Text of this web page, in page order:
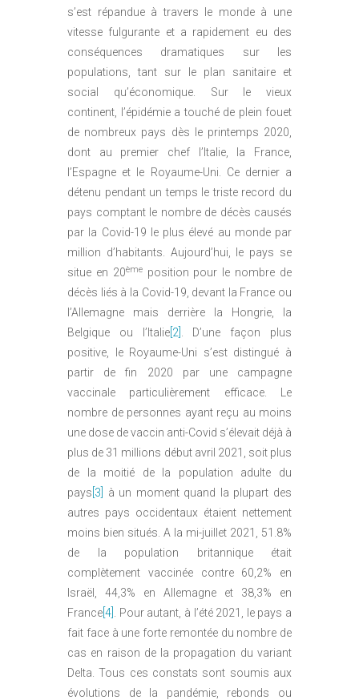
s’est répandue à travers le monde à une
vitesse fulgurante et a rapidement eu des
conséquences dramatiques sur les
populations, tant sur le plan sanitaire et
social qu’économique. Sur le vieux
continent, l’épidémie a touché de plein fouet
de nombreux pays dès le printemps 2020,
dont au premier chef l’Italie, la France,
l’Espagne et le Royaume-Uni. Ce dernier a
détenu pendant un temps le triste record du
pays comptant le nombre de décès causés
par la Covid-19 le plus élevé au monde par
million d’habitants. Aujourd’hui, le pays se
situe en 20èmeposition pour le nombre de
décès liés à la Covid-19, devant la France ou
l’Allemagne mais derrière la Hongrie, la
Belgique ou l’Italie[2] . D’une façon plus
positive, le Royaume-Uni s’est distingué à
partir de fin 2020 par une campagne
vaccinale particulièrement efficace. Le
nombre de personnes ayant reçu au moins
une dose de vaccin anti-Covid s’élevait déjà à
plus de 31 millions début avril 2021, soit plus
de la moitié de la population adulte du
pays [3]
à un moment quand la plupart des
autres pays occidentaux étaient nettement
moins bien situés. A la mi-juillet 2021, 51.8%
de la population britannique était
complètement vaccinée contre 60,2% en
Israël, 44,3% en Allemagne et 38,3% en
France[4] . Pour autant, à l’été 2021, le pays a
fait face à une forte remontée du nombre de
cas en raison de la propagation du variant
Delta. Tous ces constats sont soumis aux
évolutions de la pandémie, rebonds ou